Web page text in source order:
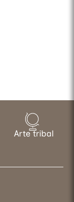
Arte tribal